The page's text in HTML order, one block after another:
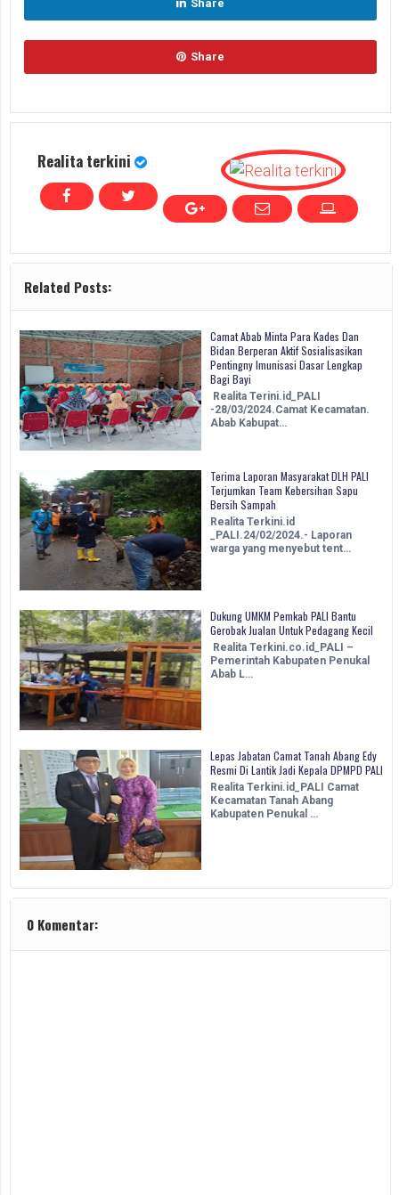
Share
Share
Realita terkini
Related Posts:
Camat Abab Minta Para Kades Dan
Bidan Berperan Aktif Sosialisasikan
Pentingny Imunisasi Dasar Lengkap
Bagi Bayi
Realita Terini.id_PALI
-28/03/2024.Camat Kecamatan.
Abab Kabupat…
Terima Laporan Masyarakat DLH PALI
Terjumkan Team Kebersihan Sapu
Bersih Sampah
Realita Terkini.id
_PALI.24/02/2024.- Laporan
warga yang menyebut tent…
Dukung UMKM Pemkab PALI Bantu
Gerobak Jualan Untuk Pedagang Kecil
Realita Terkini.co.id_PALI –
Pemerintah Kabupaten Penukal
Abab L…
Lepas Jabatan Camat Tanah Abang Edy
Resmi Di Lantik Jadi Kepala DPMPD PALI
Realita Terkini.id_PALI Camat
Kecamatan Tanah Abang
Kabupaten Penukal …
0 Komentar: